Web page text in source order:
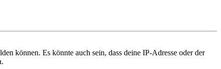
können. Es könnte auch sein, dass deine IP-Adresse oder der